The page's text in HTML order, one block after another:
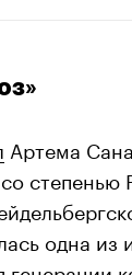
Артема
степенью
одна из